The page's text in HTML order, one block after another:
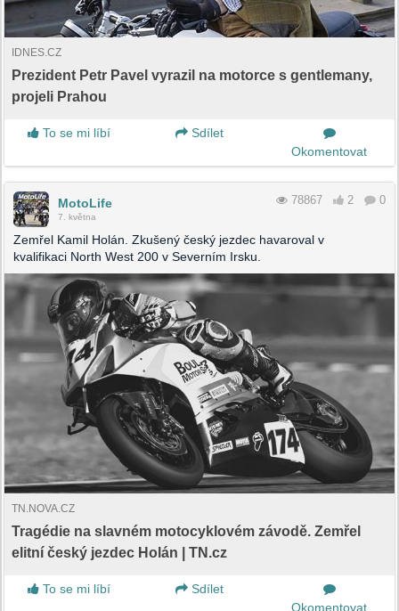
IDNES.CZ
Prezident Petr Pavel vyrazil na motorce s gentlemany,
projeli Prahou
To se mi líbí
Sdílet
Okomentovat
MotoLife
7. května
78867 2 0
Zemřel Kamil Holán. Zkušený český jezdec havaroval v
kvalifikaci North West 200 v Severním Irsku.
TN.NOVA.CZ
Tragédie na slavném motocyklovém závodě. Zemřel
elitní český jezdec Holán | TN.cz
To se mi líbí
Sdílet
Okomentovat